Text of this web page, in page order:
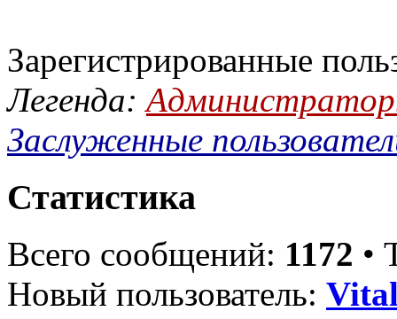
Зарегистрированные
Легенда:
Заслуженные
Статистика
Всего сообщений: 1172 •
Новый пользователь: